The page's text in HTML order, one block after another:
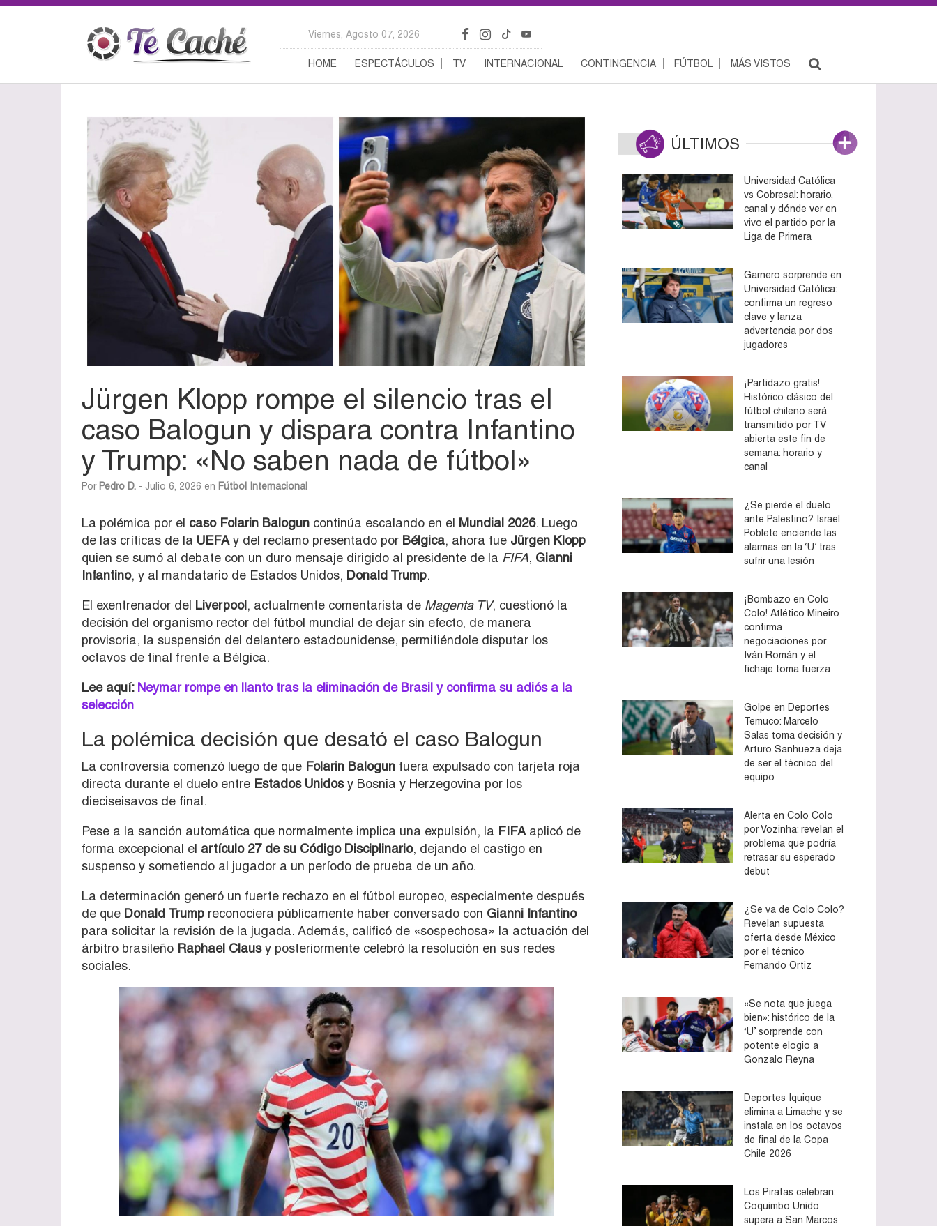
Viernes, Agosto 07, 2026
HOME ESPECTÁCULOS TV INTERNACIONAL CONTINGENCIA FÚTBOL MÁS VISTOS
Jürgen Klopp rompe el silencio tras el
caso Balogun y dispara contra Infantino
y Trump: «No saben nada de fútbol»
Por Pedro D. - Julio 6, 2026 en Fútbol Internacional
La polémica por el caso Folarin Balogun continúa escalando en el Mundial 2026. Luego
de las críticas de la UEFAy del reclamo presentado por Bélgica, ahora fue Jürgen Klopp
quien se sumó al debate con un duro mensaje dirigido al presidente de la FIFA, Gianni
Infantino, y al mandatario de Estados Unidos, Donald Trump.
El exentrenador del Liverpool, actualmente comentarista de Magenta TV, cuestionó la
decisión del organismo rector del fútbol mundial de dejar sin efecto, de manera
provisoria, la suspensión del delantero estadounidense, permitiéndole disputar los
octavos de final frente a Bélgica.
Lee aquí:Neymar rompe en llanto tras la eliminación de Brasil y confirma su adiós a la
selección
La polémica decisión que desató el caso Balogun
La controversia comenzó luego de que Folarin Balogun fuera expulsado con tarjeta roja
directa durante el duelo entre Estados Unidosy Bosnia y Herzegovina por los
dieciseisavos de final.
Pese a la sanción automática que normalmente implica una expulsión, la FIFAaplicó de
forma excepcional el artículo 27 de su Código Disciplinario, dejando el castigo en
suspenso y sometiendo al jugador a un período de prueba de un año.
La determinación generó un fuerte rechazo en el fútbol europeo, especialmente después
de que Donald Trump reconociera públicamente haber conversado con Gianni Infantino
para solicitar la revisión de la jugada. Además, calificó de «sospechosa» la actuación del
árbitro brasileño Raphael Clausy posteriormente celebró la resolución en sus redes
sociales.
ÚLTIMOS
Universidad Católica
vs Cobresal: horario,
canal y dónde ver en
vivo el partido por la
Liga de Primera
Garnero sorprende en
Universidad Católica:
confirma un regreso
clave y lanza
advertencia por dos
jugadores
¡Partidazo gratis!
Histórico clásico del
fútbol chileno será
transmitido por TV
abierta este fin de
semana: horario y
canal
¿Se pierde el duelo
ante Palestino? Israel
Poblete enciende las
alarmas en la ‘U’ tras
sufrir una lesión
¡Bombazo en Colo
Colo! Atlético Mineiro
confirma
negociaciones por
Iván Román y el
fichaje toma fuerza
Golpe en Deportes
Temuco: Marcelo
Salas toma decisión y
Arturo Sanhueza deja
de ser el técnico del
equipo
Alerta en Colo Colo
por Vozinha: revelan el
problema que podría
retrasar su esperado
debut
¿Se va de Colo Colo?
Revelan supuesta
oferta desde México
por el técnico
Fernando Ortiz
«Se nota que juega
bien»: histórico de la
‘U’ sorprende con
potente elogio a
Gonzalo Reyna
Deportes Iquique
elimina a Limache y se
instala en los octavos
de final de la Copa
Chile 2026
Los Piratas celebran:
Coquimbo Unido
supera a San Marcos